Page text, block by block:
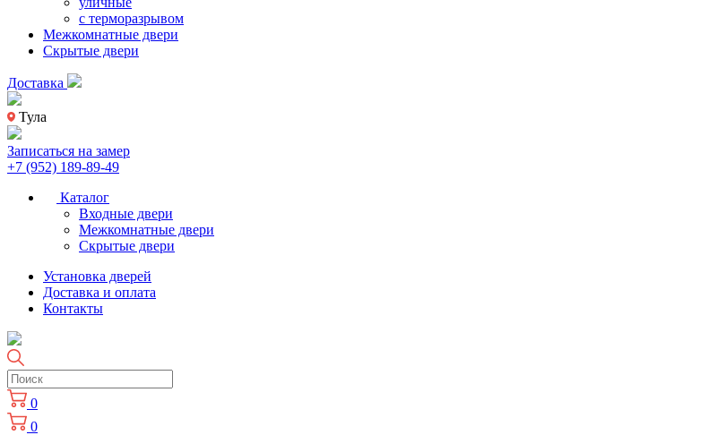
с терморазрывом
Межкомнатные двери
Скрытые двери
Доставка
Тула
Записаться на замер
+7 (952) 189-89-49
Каталог
Входные двери
Межкомнатные двери
Скрытые двери
Установка дверей
Доставка и оплата
Контакты
0
0